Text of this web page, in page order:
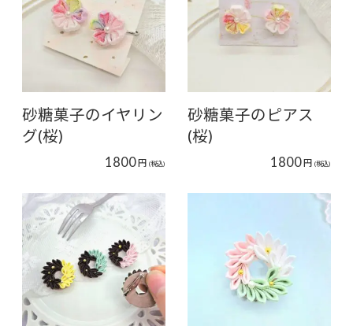
砂糖菓子のイヤリン
グ(桜)
1800円 (税込)
砂糖菓子のピアス
(桜)
1800円 (税込)